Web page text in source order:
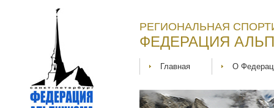
РЕГИОНАЛЬНАЯ
ФЕДЕРАЦИЯ
Главная О